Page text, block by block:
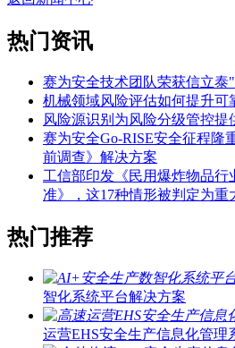
热门资讯
赛为安全技术团队荣获信立
机械领域风险评估如何提升可
风险源识别为风险分级管控提
赛为安全Go-RISE安全征程隆
前调查》解决方案
工信部印发《民用爆炸物品行
准》，这17种情形被判定为重
热门推荐
智化系统平台解决方案
运营EHS安全生产信息化管理